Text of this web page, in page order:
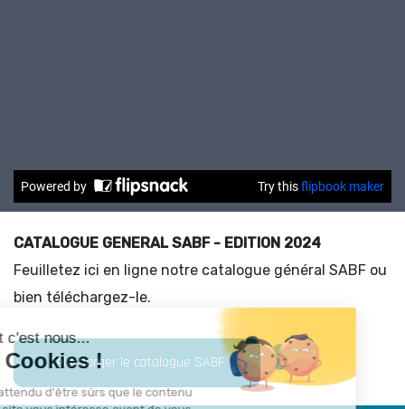
CATALOGUE GENERAL SABF - EDITION 2024
Feuilletez ici en ligne notre catalogue général SABF ou
bien téléchargez-le.
Télécharger le catalogue SABF